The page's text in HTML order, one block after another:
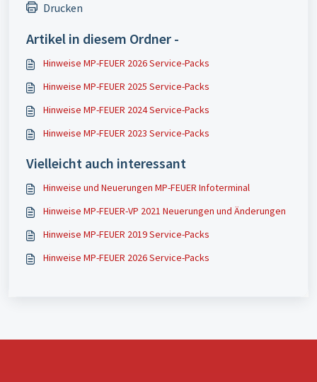
Drucken
Artikel in diesem Ordner -
Hinweise MP-FEUER 2026 Service-Packs
Hinweise MP-FEUER 2025 Service-Packs
Hinweise MP-FEUER 2024 Service-Packs
Hinweise MP-FEUER 2023 Service-Packs
Vielleicht auch interessant
Hinweise und Neuerungen MP-FEUER Infoterminal
Hinweise MP-FEUER-VP 2021 Neuerungen und Änderungen
Hinweise MP-FEUER 2019 Service-Packs
Hinweise MP-FEUER 2026 Service-Packs